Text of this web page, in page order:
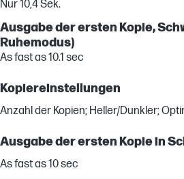
Nur 10,4 Sek.
Ausgabe der ersten Kopie,
Ruhemodus)
As fast as 10.1 sec
Kopiereinstellungen
Anzahl der Kopien; Heller/Dunkler;
Ausgabe der ersten Kopie in
As fast as 10 sec